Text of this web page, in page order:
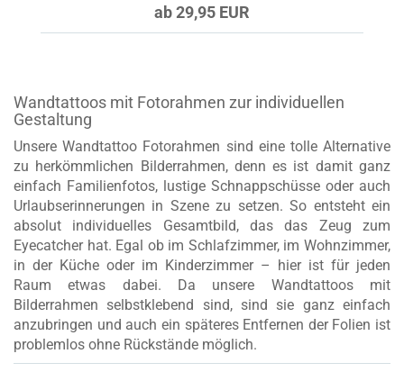
ab 29,95 EUR
Wandtattoos mit Fotorahmen zur individuellen
Gestaltung
Unsere Wandtattoo Fotorahmen sind eine tolle Alternative
zu herkömmlichen Bilderrahmen, denn es ist damit ganz
einfach Familienfotos, lustige Schnappschüsse oder auch
Urlaubserinnerungen in Szene zu setzen. So entsteht ein
absolut individuelles Gesamtbild, das das Zeug zum
Eyecatcher hat. Egal ob im Schlafzimmer, im Wohnzimmer,
in der Küche oder im Kinderzimmer – hier ist für jeden
Raum etwas dabei. Da unsere Wandtattoos mit
Bilderrahmen selbstklebend sind, sind sie ganz einfach
anzubringen und auch ein späteres Entfernen der Folien ist
problemlos ohne Rückstände möglich.